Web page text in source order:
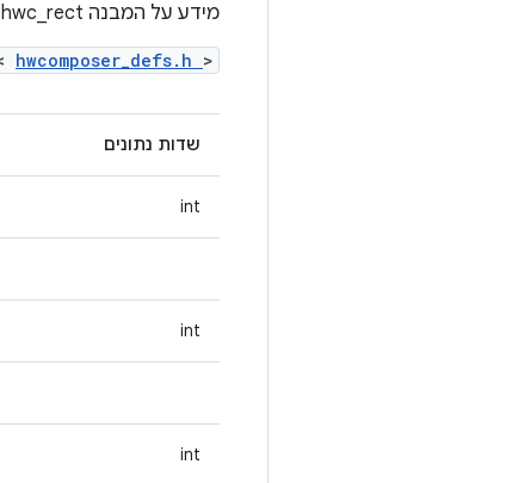
מידע על המבנה hwc_rect
hwcomposer_defs.h >
שדות נתונים
int
int
int